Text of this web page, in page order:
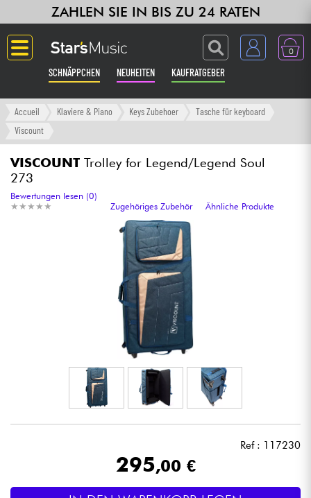
ZAHLEN SIE IN BIS ZU 24 RATEN
0
SCHNÄPPCHEN NEUHEITEN KAUFRATGEBER
Langue
Klaviere & Piano
Synths & samplers
Accueil Klaviere & Piano Keys Zubehoer
Tasche für keyboard
Viscount
VISCOUNT Trolley for Legend/Legend Soul
273
★ ★ ★ ★ ★
★ ★ ★ ★ ★
Bewertungen lesen (0)
Zugehöriges Zubehör
Ähnliche Produkte
Ref : 117230
295,00 €